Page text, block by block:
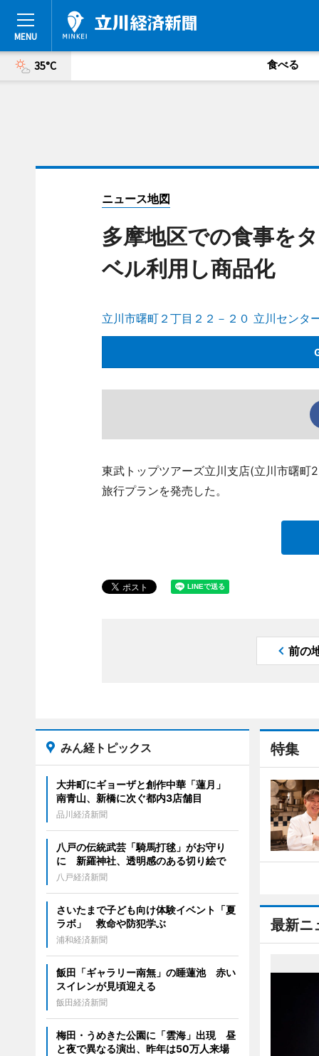
35°C 食べる
ニュース地図
多摩地区での食事を
ベル利用し商品化
立川市曙町２丁目２２－２０ 立川センタ
東武トップツアーズ立川支店(立川市曙町
旅行プランを発売した。
前の
特集
最新ニ
みん経トピックス
大井町にギョーザと創作中華「蓮月」
南青山、新橋に次ぐ都内3店舗目
品川経済新聞
八戸の伝統武芸「騎馬打毬」がお守り
に 新羅神社、透明感のある切り絵で
八戸経済新聞
さいたまで子ども向け体験イベント「夏
ラボ」 救命や防犯学ぶ
浦和経済新聞
飯田「ギャラリー南無」の睡蓮池 赤い
スイレンが見頃迎える
飯田経済新聞
梅田・うめきた公園に「雲海」出現 昼
と夜で異なる演出、昨年は50万人来場